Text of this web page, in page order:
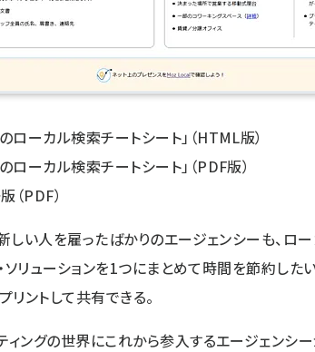
ローカル検索チートシート」 （HTML版）
ローカル検索チートシート」 （PDF版）
（PDF）
しい人を雇ったばかりのエージェンシーも、ロ
ソリューションを1つにまとめて時間を節約した
リントして共有できる。
ングの世界にこれから参入するエージェンシ